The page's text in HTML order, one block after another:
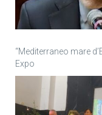
“Mediterraneo mare
Expo